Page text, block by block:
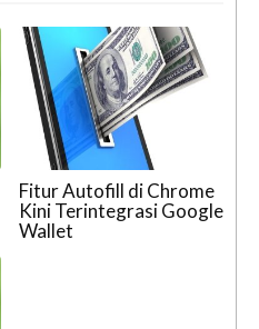
Fitur Autofill di Chrome
Kini Terintegrasi Google
Wallet